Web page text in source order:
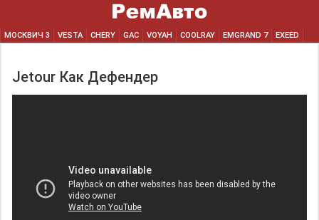
МОСКВИЧ 3 VESTA CHERY GAC VOYAH COOLRAY EMGRAND 7 EXEED
Jetour Как Дефендер